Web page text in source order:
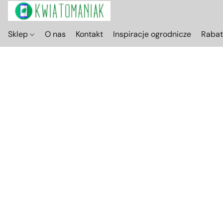
Sklep O nas Kontakt Inspiracje ogrodnicze